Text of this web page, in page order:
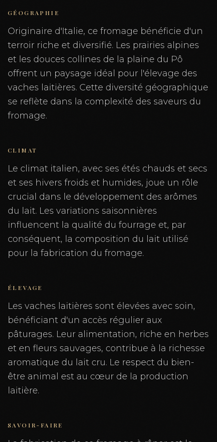
GÉOGRAPHIE
Originaire d'Italie, ce fromage bénéficie d'un
terroir riche et diversifié. Les prairies alpines
et les douces collines de la plaine du Pô
offrent un paysage idéal pour l'élevage des
vaches laitières. Cette diversité géographique
se reflète dans la complexité des saveurs du
fromage.
CLIMAT
Le climat italien, avec ses étés chauds et secs
et ses hivers froids et humides, joue un rôle
crucial dans le développement des arômes
du lait. Les variations saisonnières
influencent la qualité du fourrage et, par
conséquent, la composition du lait utilisé
pour la fabrication du fromage.
ÉLEVAGE
Les vaches laitières sont élevées avec soin,
bénéficiant d'un accès régulier aux
pâturages. Leur alimentation, riche en herbes
et en fleurs sauvages, contribue à la richesse
aromatique du lait cru. Le respect du bien-
être animal est au cœur de la production
laitière.
SAVOIR-FAIRE